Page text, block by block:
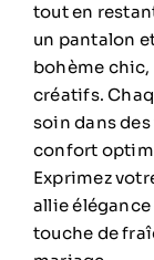
tout en
un pantalon
bohème
créatifs.
soin dans
confort
Exprimez
allie
touche de